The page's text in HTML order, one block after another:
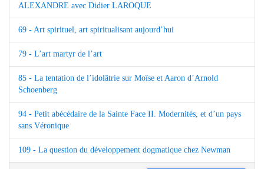
ALEXANDRE avec Didier LAROQUE
69 - Art spirituel, art spiritualisant aujourd’hui
79 - L’art martyr de l’art
85 - La tentation de l’idolâtrie sur Moïse et Aaron d’Arnold
Schoenberg
94 - Petit abécédaire de la Sainte Face II. Modernités, et d’un pays
sans Véronique
109 - La question du développement dogmatique chez Newman